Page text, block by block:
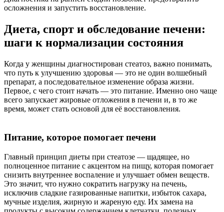
осложнения и запустить восстановление.
Диета, спорт и обследование печени:
шаги к нормализации состояния
Когда у женщины диагностирован стеатоз, важно понимать,
что путь к улучшению здоровья — это не один волшебный
препарат, а последовательное изменение образа жизни.
Первое, с чего стоит начать — это питание. Именно оно чаще
всего запускает жировые отложения в печени и, в то же
время, может стать основой для её восстановления.
Питание, которое помогает печени
Главный принцип диеты при стеатозе — щадящее, но
полноценное питание с акцентом на пищу, которая помогает
снизить внутреннее воспаление и улучшает обмен веществ.
Это значит, что нужно сократить нагрузку на печень,
исключив сладкие газированные напитки, избыток сахара,
мучные изделия, жирную и жареную еду. Их замена на